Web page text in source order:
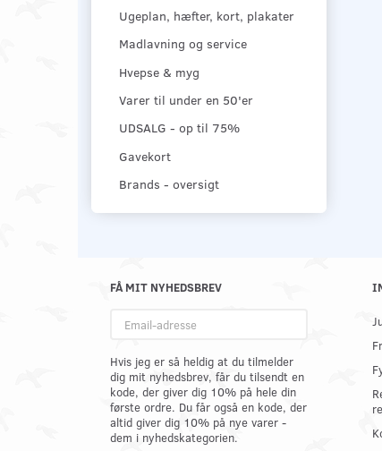
Ugeplan, hæfter, kort, plakater
Madlavning og service
Hvepse & myg
Varer til under en 50'er
UDSALG - op til 75%
Gavekort
Brands - oversigt
FÅ MIT NYHEDSBREV
adresse
Hvis jeg er så heldig at du tilmelder
dig mit nyhedsbrev, får du tilsendt en
kode, der giver dig 10% på hele din
første ordre. Du får også en kode, der
altid giver dig 10% på nye varer -
dem i nyhedskategorien.